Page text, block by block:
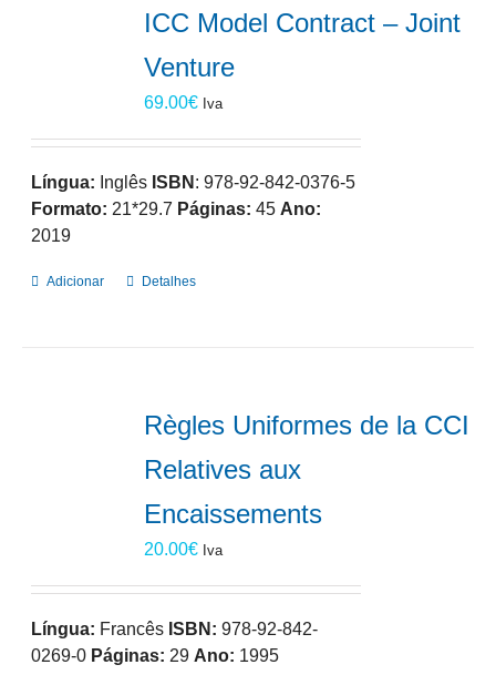
ICC Model Contract – Joint
Venture
69.00€ Iva
Língua: Inglês ISBN : 978-92-842-0376-5
Formato: 21*29.7 Páginas: 45 Ano:
2019
Adicionar Detalhes
Règles Uniformes de la CCI
Relatives aux
Encaissements
20.00€ Iva
Língua: Francês ISBN: 978-92-842-
0269-0 Páginas: 29 Ano: 1995